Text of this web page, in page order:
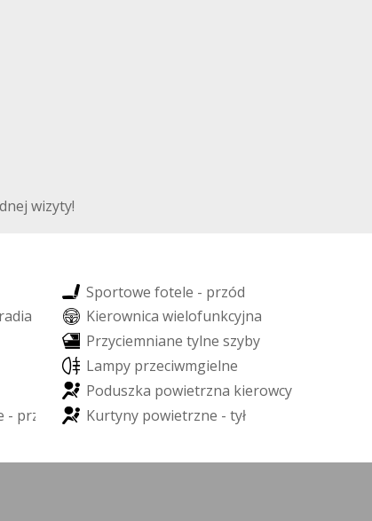
wizyty!
Sportowe fotele - przód
radia Kierownica wielofunkcyjna
Przyciemniane tylne szyby
Lampy przeciwmgielne
Poduszka powietrzna kierowcy
- prz Kurtyny powietrzne - tył